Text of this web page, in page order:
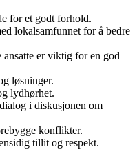
for et godt forhold.
lokalsamfunnet for å bedre
er viktig for en god
løsninger.
lydhørhet.
i diskusjonen om
konflikter.
tillit og respekt.